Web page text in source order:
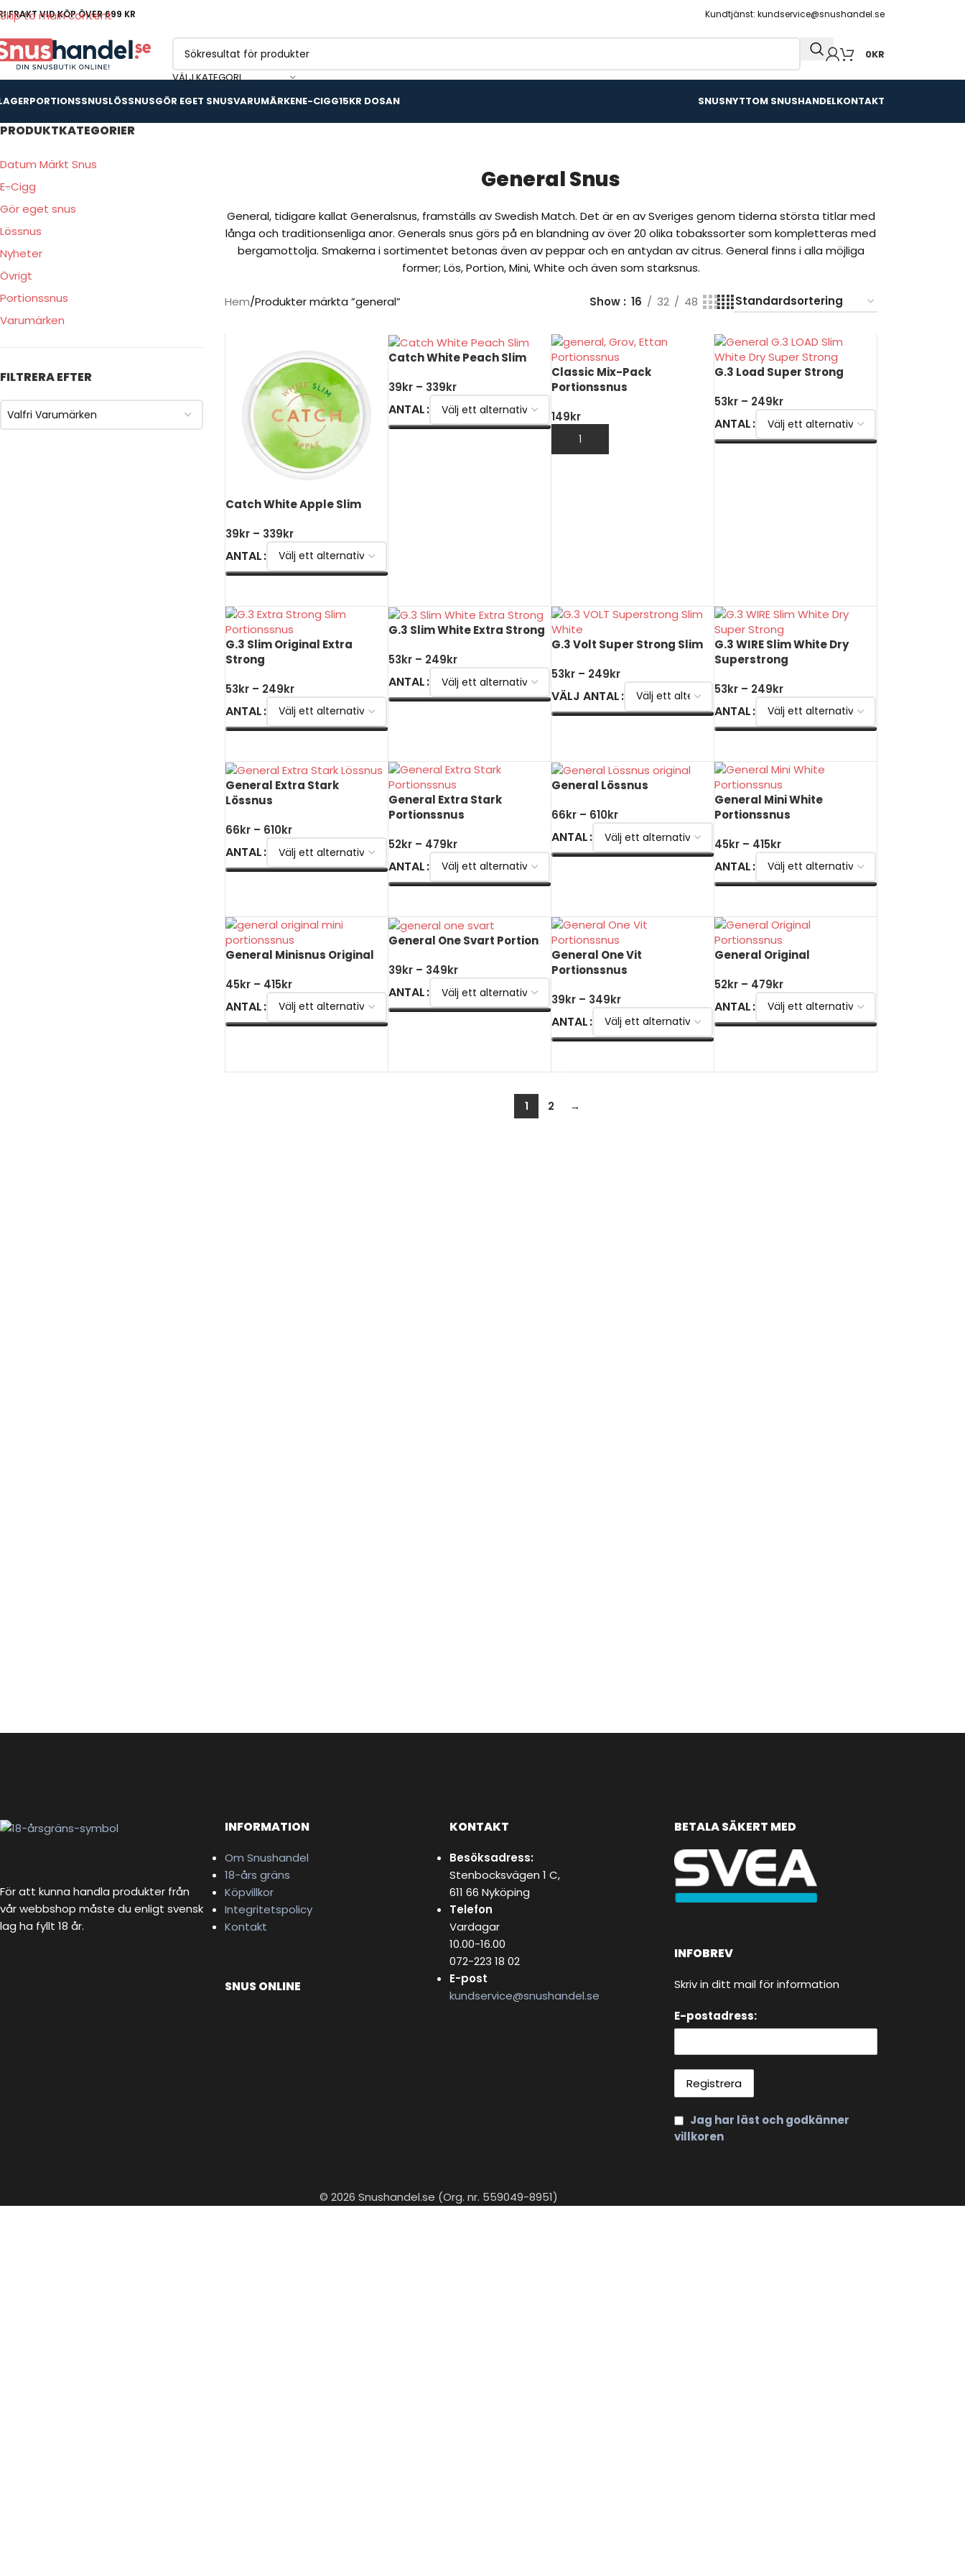
Skip to main content
FRAKT VID KÖP ÖVER 699 KR Kundtjänst: kundservice@snushandel.se
VÄLJ KATEGORI
0KR
PORTIONSSNUSLÖSSNUSGÖR EGET SNUSVARUMÄRKENE-CIGG15KR DOSAN SNUSNYTTOM SNUSHANDELKONTAKT
PRODUKTKATEGORIER
Datum Märkt Snus
E-Cigg
Gör eget snus
Lössnus
Nyheter
Övrigt
Portionssnus
Varumärken
FILTRERA EFTER
Valfri Varumärken
General Snus
General, tidigare kallat Generalsnus, framställs av Swedish Match. Det är en av Sveriges genom tiderna största titlar med
långa och traditionsenliga anor. Generals snus görs på en blandning av över 20 olika tobakssorter som kompletteras med
bergamottolja. Smakerna i sortimentet betonas även av peppar och en antydan av citrus. General finns i alla möjliga
former; Lös, Portion, Mini, White och även som starksnus.
Hem Produkter märkta ”general” Show 16 32 48
Catch White Apple Slim
39kr – 339kr
ANTAL
Catch White Peach Slim
39kr – 339kr
ANTAL
Classic Mix-Pack
Portionssnus
149kr
LÄGG TILL I VARUKORG
G.3 Load Super Strong
53kr – 249kr
ANTAL
G.3 Slim Original Extra
Strong
53kr – 249kr
ANTAL
G.3 Slim White Extra Strong
53kr – 249kr
ANTAL
G.3 Volt Super Strong Slim
53kr – 249kr
VÄLJ ANTAL
G.3 WIRE Slim White Dry
Superstrong
53kr – 249kr
ANTAL
General Extra Stark
Lössnus
66kr – 610kr
ANTAL
General Extra Stark
Portionssnus
52kr – 479kr
ANTAL
General Lössnus
66kr – 610kr
ANTAL
General Mini White
Portionssnus
45kr – 415kr
ANTAL
General Minisnus Original
45kr – 415kr
ANTAL
General One Svart Portion
39kr – 349kr
ANTAL
General One Vit
Portionssnus
39kr – 349kr
ANTAL
General Original
52kr – 479kr
ANTAL
1 2 →
För att kunna handla produkter från
vår webbshop måste du enligt svensk
lag ha fyllt 18 år.
INFORMATION
Om Snushandel
18-års gräns
Köpvillkor
Integritetspolicy
Kontakt
SNUS ONLINE
KONTAKT
Besöksadress:
Stenbocksvägen 1 C,
611 66 Nyköping
Telefon
Vardagar
10.00-16.00
072-223 18 02
E-post
kundservice@snushandel.se
BETALA SÄKERT MED
INFOBREV
Skriv in ditt mail för information
E-postadress:
Jag har läst och godkänner
villkoren
© 2026 Snushandel.se (Org. nr. 559049-8951)